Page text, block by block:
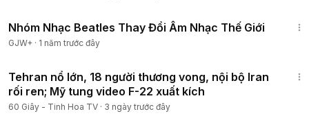
Nhóm Nhạc Beatles Thay Đổi Âm Nhạc Thế Giới
GJW+ · 1 năm trước đây
Tehran nổ lớn, 18 người thương vong, nội bộ Iran
rối ren; Mỹ tung video F-22 xuất kích
60 Giây - Tinh Hoa TV · 3 ngày trước đây